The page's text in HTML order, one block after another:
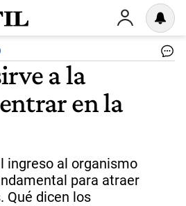
a la
en la
ingreso al organismo
para atraer
Qué dicen los